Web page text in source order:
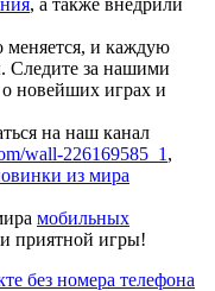
и каждую
Следите за нашими
новейших играх и
на наш канал
wall-226169585_1 ,
из мира
мобильных
приятной игры!
без номера телефона